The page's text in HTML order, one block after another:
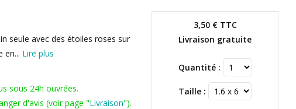
3,50 €TTC
Livraison gratuite
Quantité :
Taille :
seule avec des étoiles roses sur
en... Lire plus
sous 24h ouvrées.
d'avis (voir page "Livraison").